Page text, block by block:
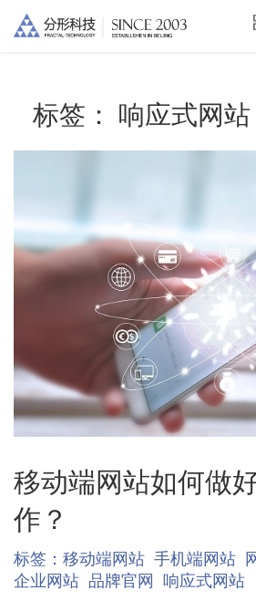
标签： 响应式网站
移动端网站如何做
作？
标签： 移动端网站 手机端网站
企业网站 品牌官网 响应式网站